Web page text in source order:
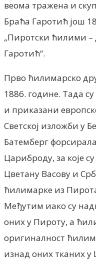
веома тражена и
Браћа Гаротић још
„Пиротски ћилими –
Гаротић“.
Прво ћилимарско
1886. године. Тада
и приказани
Светској изложби у
Батемберг
Цариброду, за које
Цветану Васову и
ћилимарке из
Међутим иако су
оних у Пироту, а
оригиналност
изнад оних тканих